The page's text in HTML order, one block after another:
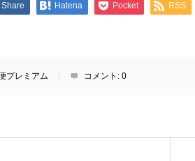
Share Hatena Pocket RSS
プレミアム コメント: 0